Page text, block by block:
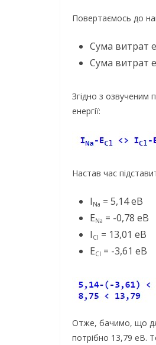
Повертаємось до
Сума витрат
Сума витрат
Згідно з озвученим
енергії:
Настав час
I Na = 5,14 еВ
ENa = -0,78 еВ
I Cl = 13,01 еВ
ECl = -3,61 еВ
Отже, бачимо, що
потрібно 13,79 еВ.